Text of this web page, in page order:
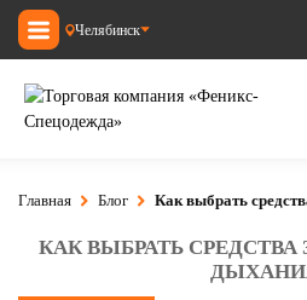
Челябинск
Главная Блог Как выбрать
КАК ВЫБРАТЬ